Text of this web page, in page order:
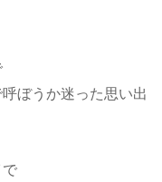
ぼうか迷った思い出
で